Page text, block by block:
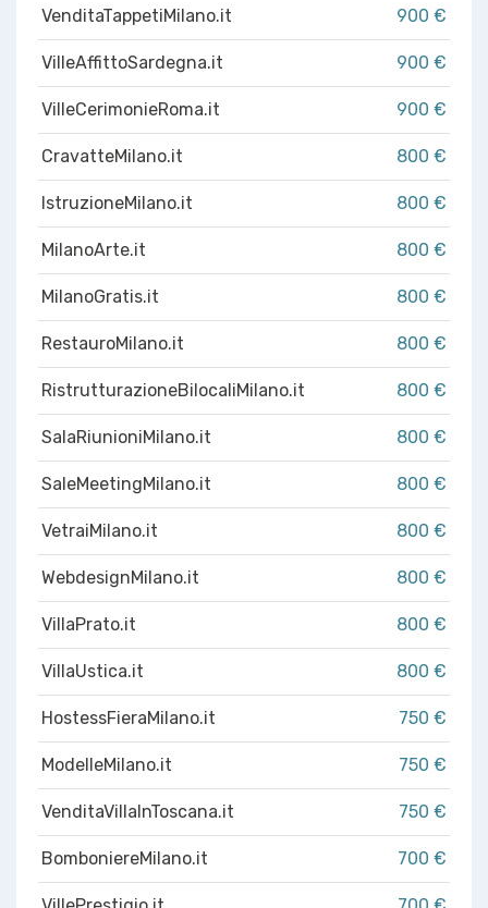
VenditaTappetiMilano.it 900 €
VilleAffittoSardegna.it 900 €
VilleCerimonieRoma.it 900 €
CravatteMilano.it 800 €
IstruzioneMilano.it 800 €
MilanoArte.it 800 €
MilanoGratis.it 800 €
RestauroMilano.it 800 €
RistrutturazioneBilocaliMilano.it 800 €
SalaRiunioniMilano.it 800 €
SaleMeetingMilano.it 800 €
VetraiMilano.it 800 €
WebdesignMilano.it 800 €
VillaPrato.it 800 €
VillaUstica.it 800 €
HostessFieraMilano.it 750 €
ModelleMilano.it 750 €
VenditaVillaInToscana.it 750 €
BomboniereMilano.it 700 €